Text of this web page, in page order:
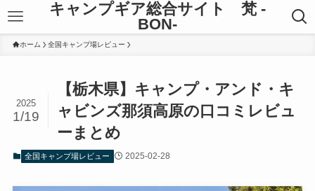
キャンプギア総合サイト 梵 -
BON-
ホーム 全国キャンプ場レビュー
【栃木県】キャンプ・アンド・キ
ャビンズ那須高原の口コミレビュ
ーまとめ
2025
1/19
全国キャンプ場レビュー 2025-02-28